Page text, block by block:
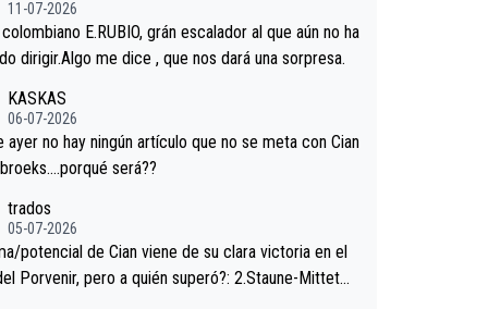
la mano de una manera muy fraternal, más allá
toques en el hombro con que saludaba a Vin
abarca poco aprieta, a ver si por querer poner a
con calzador en posición de podio UAE y Pojacar
complicar el tour.
11-07-2026
E.RUBIO, grán escalador al que aún no ha
n sabido dirigir.Algo me dice , que nos dará una sorpresa.
KASKAS
06-07-2026
ayer no hay ningún artículo que no se meta con Cian
será??
trados
05-07-2026
potencial de Cian viene de su clara victoria en el
Porvenir, pero a quién superó?: 2.Staune-Mittet